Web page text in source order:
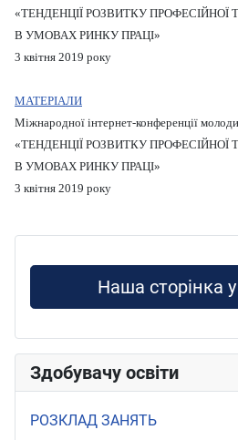
«ТЕНДЕНЦІЇ РОЗВИТКУ ПРОФЕСІЙНОЇ
В УМОВАХ РИНКУ ПРАЦІ»
3 квітня 2019 року
МАТЕРІАЛИ
Міжнародної інтернет-конференції
«ТЕНДЕНЦІЇ РОЗВИТКУ ПРОФЕСІЙНОЇ
В УМОВАХ РИНКУ ПРАЦІ»
3 квітня 2019 року
Наша сторінка
Здобувачу освіти
РОЗКЛАД ЗАНЯТЬ